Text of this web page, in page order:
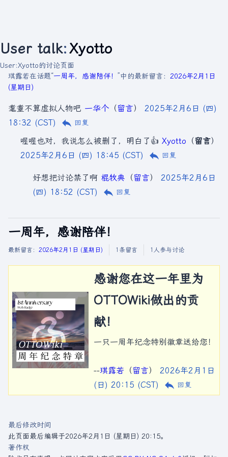
User talk:Xyotto
User:Xyotto的讨论页面
琪露若在话题“一周年，感谢陪伴！ ”中的最新留言： 2026年2月1日
(星期日)
耄耋不算虚拟人物吧 一华个 （留言） 2025年2月6日 (四)
18:32 (CST)
回复
喔喔也对，我说怎么被删了，明白了👍 Xyotto （留言）
2025年2月6日 (四) 18:45 (CST)
回复
好想把讨论禁了啊 棍牧典 （留言） 2025年2月6日
(四) 18:52 (CST)
回复
一周年，感谢陪伴！
最新留言： 2026年2月1日 (星期日) 1条留言 1人参与讨论
感谢您在这一年里为
OTTOWiki做出的贡
献！
一只一周年纪念特别徽章送给您！
--琪露若 （留言） 2026年2月1日
(日) 20:15 (CST)
回复
最后修改时间
此页面最后编辑于2026年2月1日 (星期日) 20:15。
著作权